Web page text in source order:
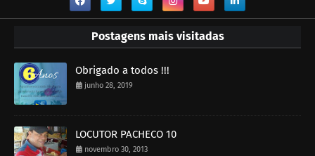
Postagens mais visitadas
Obrigado a todos !!!
junho 28, 2019
LOCUTOR PACHECO 10
novembro 30, 2013